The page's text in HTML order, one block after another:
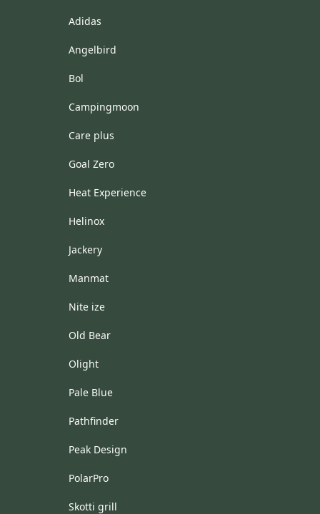
Adidas
Angelbird
Bol
Campingmoon
Care plus
Goal Zero
Heat Experience
Helinox
Jackery
Manmat
Nite ize
Old Bear
Olight
Pale Blue
Pathfinder
Peak Design
PolarPro
Skotti grill